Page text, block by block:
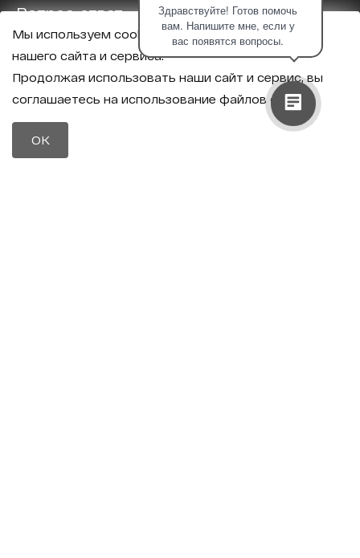
Здравствуйте! Готов помочь
вам. Напишите мне, если у
вас появятся вопросы.
Вопрос-ответ
Отзывы
Политика конфиденциальности
Политика обработки персональных данных
8 (800) 600-40-37
Мы используем cookie для корректной работы
нашего сайта и сервиса.
Продолжая использовать наши сайт и сервис, вы
соглашаетесь на использование файлов cookie.
OK